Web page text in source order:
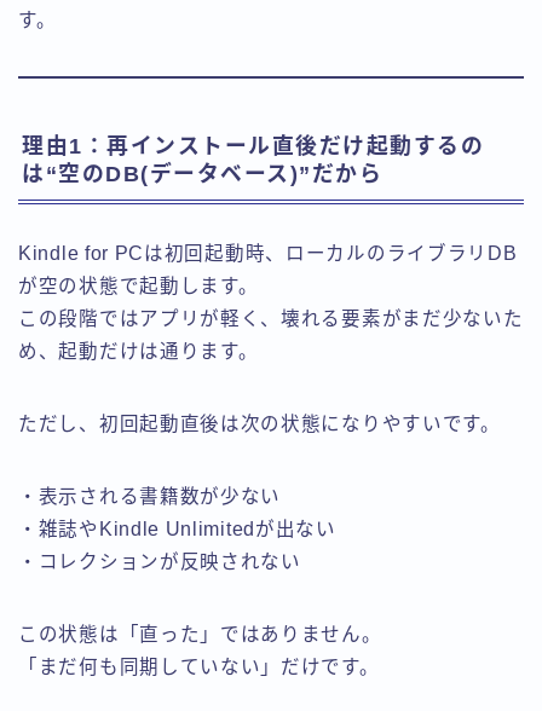
す。
理由1：再インストール直後だけ起動するの
は“空のDB(データベース)”だから
Kindle for PCは初回起動時、ローカルのライブラリDB
が空の状態で起動します。
この段階ではアプリが軽く、壊れる要素がまだ少ないた
め、起動だけは通ります。
ただし、初回起動直後は次の状態になりやすいです。
・表示される書籍数が少ない
・雑誌やKindle Unlimitedが出ない
・コレクションが反映されない
この状態は「直った」ではありません。
「まだ何も同期していない」だけです。